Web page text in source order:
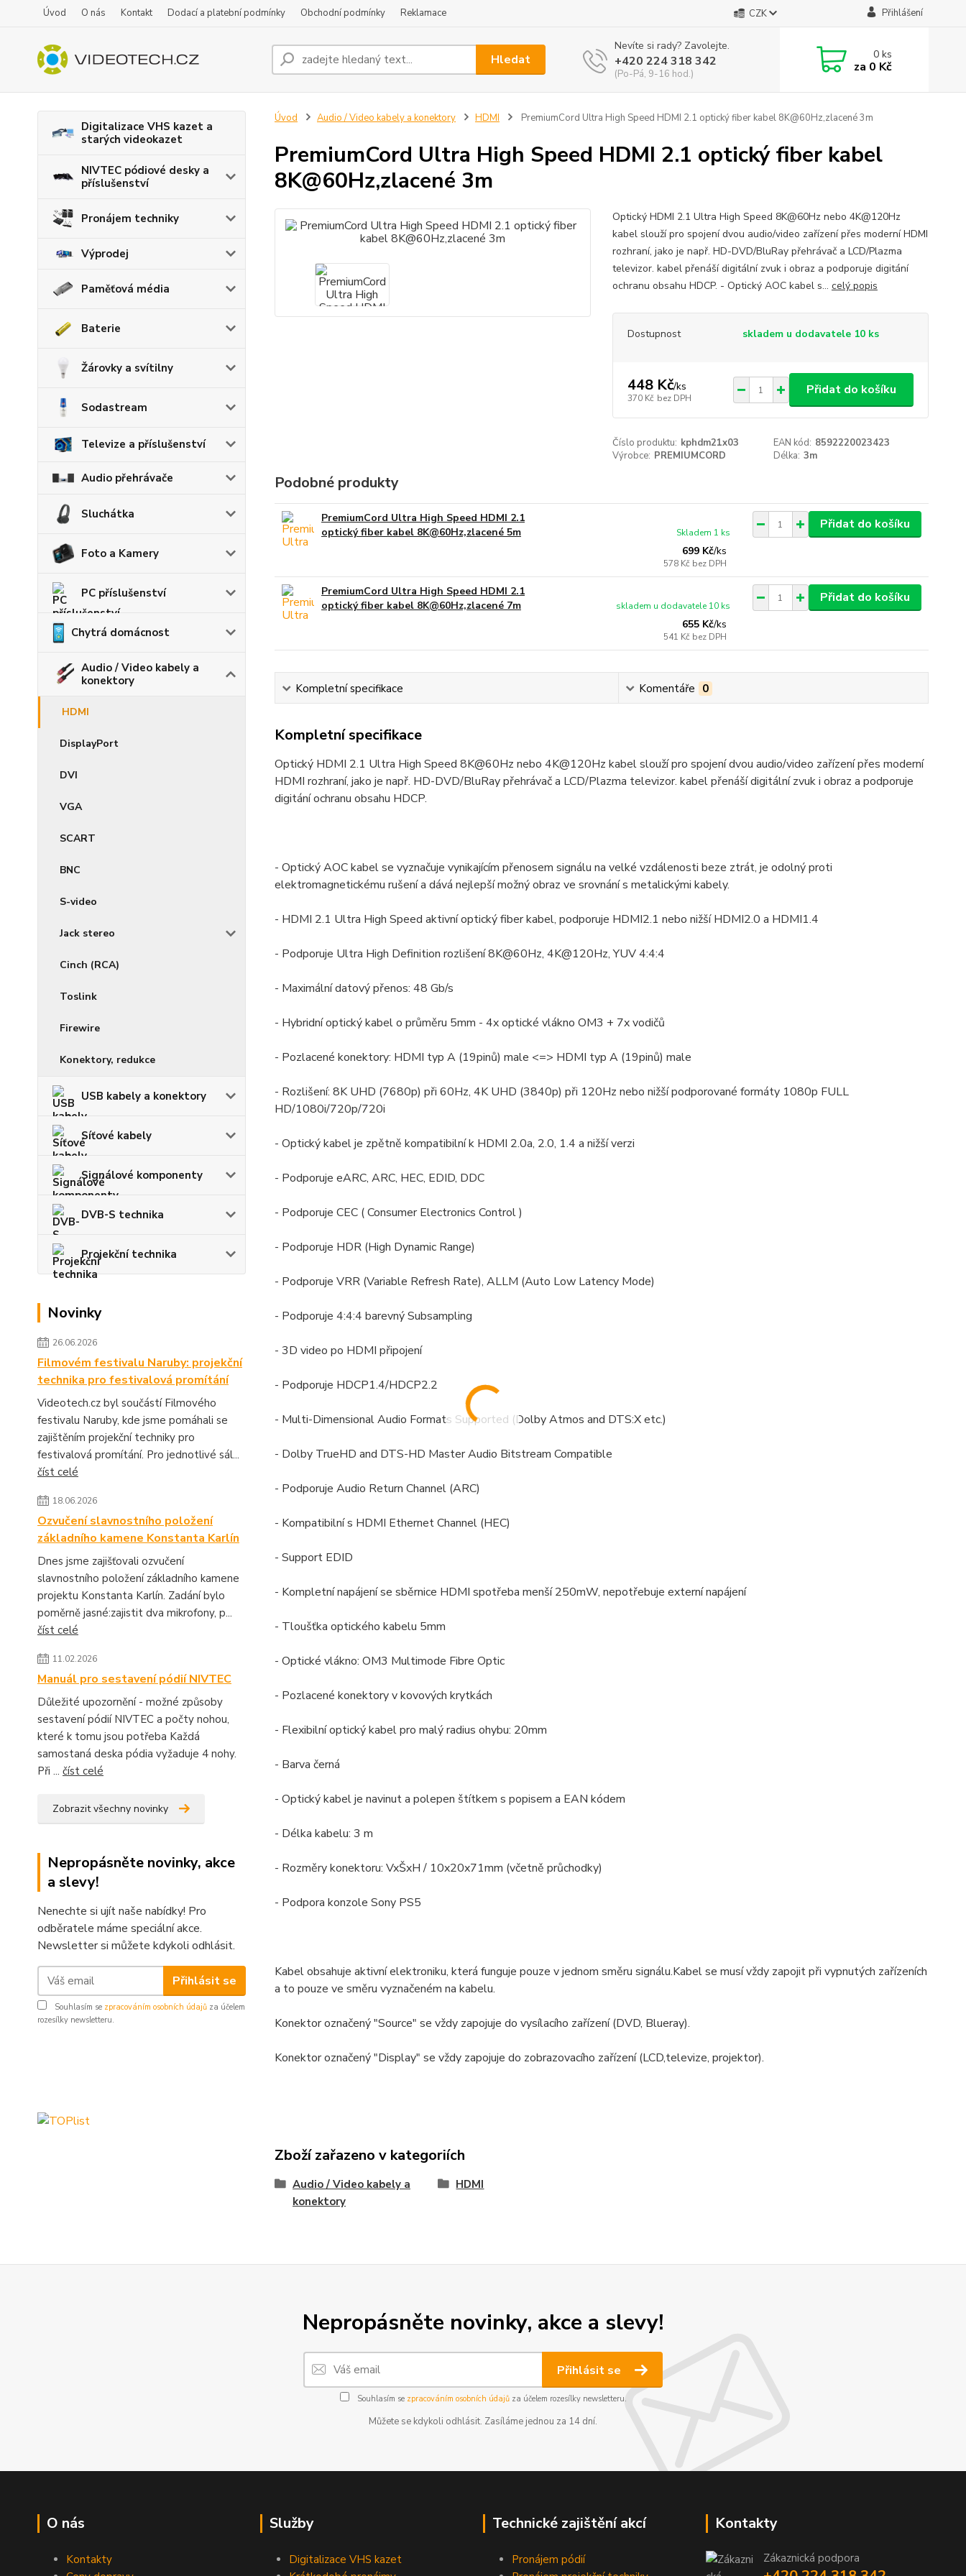
Úvod O nás Kontakt Dodací a platební podmínky Obchodní podmínky Reklamace CZK Přihlášení
Hledat
Nevíte si rady? Zavolejte.
+420 224 318 342
(Po-Pá, 9-16 hod.)
0ks
za 0 Kč
Digitalizace VHS kazet a
starých videokazet
NIVTEC pódiové desky a
příslušenství
Pronájem techniky
Výprodej
Paměťová média
Baterie
Žárovky a svítilny
Sodastream
Televize a příslušenství
Audio přehrávače
Sluchátka
Foto a Kamery
PC příslušenství
Chytrá domácnost
Audio / Video kabely a
konektory
HDMI
DisplayPort
DVI
VGA
SCART
BNC
S-video
Jack stereo
Cinch (RCA)
Toslink
Firewire
Konektory, redukce
USB kabely a konektory
Síťové kabely
Signálové komponenty
DVB-S technika
Projekční technika
Novinky
26.06.2026
Filmovém festivalu Naruby: projekční
technika pro festivalová promítání
Videotech.cz byl součástí Filmového
festivalu Naruby, kde jsme pomáhali se
zajištěním projekční techniky pro
festivalová promítání. Pro jednotlivé sál...
číst celé
18.06.2026
Ozvučení slavnostního položení
základního kamene Konstanta Karlín
Dnes jsme zajišťovali ozvučení
slavnostního položení základního kamene
projektu Konstanta Karlín. Zadání bylo
poměrně jasné:zajistit dva mikrofony, p...
číst celé
11.02.2026
Manuál pro sestavení pódií NIVTEC
Důležité upozornění - možné způsoby
sestavení pódií NIVTEC a počty nohou,
které k tomu jsou potřeba Každá
samostaná deska pódia vyžaduje 4 nohy.
Při ... číst celé
Zobrazit všechny novinky
Nepropásněte novinky, akce
a slevy!
Nenechte si ujít naše nabídky! Pro
odběratele máme speciální akce.
Newsletter si můžete kdykoli odhlásit.
Přihlásit se
Souhlasím se zpracováním osobních údajů za účelem
rozesílky newsletteru.
Úvod Audio / Video kabely a konektory HDMI PremiumCord Ultra High Speed HDMI 2.1 optický fiber kabel 8K@60Hz,zlacené 3m
PremiumCord Ultra High Speed HDMI 2.1 optický fiber kabel
8K@60Hz,zlacené 3m
Optický HDMI 2.1 Ultra High Speed 8K@60Hz nebo 4K@120Hz
kabel slouží pro spojení dvou audio/video zařízení přes moderní HDMI
rozhraní, jako je např. HD-DVD/BluRay přehrávač a LCD/Plazma
televizor. kabel přenáší digitální zvuk i obraz a podporuje digitání
ochranu obsahu HDCP. - Optický AOC kabel s... celý popis
Dostupnost skladem u dodavatele 10 ks
448 Kč/ks
370 Kč bez DPH
Přidat do košíku
Číslo produktu: kphdm21x03 EAN kód: 8592220023423
Výrobce: PREMIUMCORD Délka: 3m
Podobné produkty
PremiumCord Ultra High Speed HDMI 2.1
optický fiber kabel 8K@60Hz,zlacené 5m
699 Kč/ks
578 Kč bez DPH
Skladem 1 ks
Přidat do košíku
PremiumCord Ultra High Speed HDMI 2.1
optický fiber kabel 8K@60Hz,zlacené 7m
655 Kč/ks
541 Kč bez DPH
skladem u dodavatele 10 ks
Přidat do košíku
Kompletní specifikace Komentáře 0
Kompletní specifikace
Optický HDMI 2.1 Ultra High Speed 8K@60Hz nebo 4K@120Hz kabel slouží pro spojení dvou audio/video zařízení přes moderní
HDMI rozhraní, jako je např. HD-DVD/BluRay přehrávač a LCD/Plazma televizor. kabel přenáší digitální zvuk i obraz a podporuje
digitání ochranu obsahu HDCP.
- Optický AOC kabel se vyznačuje vynikajícím přenosem signálu na velké vzdálenosti beze ztrát, je odolný proti
elektromagnetickému rušení a dává nejlepší možný obraz ve srovnání s metalickými kabely.
- HDMI 2.1 Ultra High Speed aktivní optický fiber kabel, podporuje HDMI2.1 nebo nižší HDMI2.0 a HDMI1.4
- Podporuje Ultra High Definition rozlišení 8K@60Hz, 4K@120Hz, YUV 4:4:4
- Maximální datový přenos: 48 Gb/s
- Hybridní optický kabel o průměru 5mm - 4x optické vlákno OM3 + 7x vodičů
- Pozlacené konektory: HDMI typ A (19pinů) male <=> HDMI typ A (19pinů) male
- Rozlišení: 8K UHD (7680p) při 60Hz, 4K UHD (3840p) při 120Hz nebo nižší podporované formáty 1080p FULL
HD/1080i/720p/720i
- Optický kabel je zpětně kompatibilní k HDMI 2.0a, 2.0, 1.4 a nižší verzi
- Podporuje eARC, ARC, HEC, EDID, DDC
- Podporuje CEC ( Consumer Electronics Control )
- Podporuje HDR (High Dynamic Range)
- Podporuje VRR (Variable Refresh Rate), ALLM (Auto Low Latency Mode)
- Podporuje 4:4:4 barevný Subsampling
- 3D video po HDMI připojení
- Podporuje HDCP1.4/HDCP2.2
- Multi-Dimensional Audio Formats Supported (Dolby Atmos and DTS:X etc.)
- Dolby TrueHD and DTS-HD Master Audio Bitstream Compatible
- Podporuje Audio Return Channel (ARC)
- Kompatibilní s HDMI Ethernet Channel (HEC)
- Support EDID
- Kompletní napájení se sběrnice HDMI spotřeba menší 250mW, nepotřebuje externí napájení
- Tloušťka optického kabelu 5mm
- Optické vlákno: OM3 Multimode Fibre Optic
- Pozlacené konektory v kovových krytkách
- Flexibilní optický kabel pro malý radius ohybu: 20mm
- Barva černá
- Optický kabel je navinut a polepen štítkem s popisem a EAN kódem
- Délka kabelu: 3 m
- Rozměry konektoru: VxŠxH / 10x20x71mm (včetně průchodky)
- Podpora konzole Sony PS5
Kabel obsahuje aktivní elektroniku, která funguje pouze v jednom směru signálu.Kabel se musí vždy zapojit při vypnutých zařízeních
a to pouze ve směru vyznačeném na kabelu.
Konektor označený "Source" se vždy zapojuje do vysílacího zařízení (DVD, Blueray).
Konektor označený "Display" se vždy zapojuje do zobrazovacího zařízení (LCD,televize, projektor).
Zboží zařazeno v kategoriích
Audio / Video kabely a
konektory
HDMI
Nepropásněte novinky, akce a slevy!
Přihlásit se
Souhlasím se zpracováním osobních údajůza účelem rozesílky newsletteru.
Můžete se kdykoli odhlásit. Zasíláme jednou za 14 dní.
O nás
Kontakty
Služby
Digitalizace VHS kazet
Technické zajištění akcí
Pronájem pódií
Kontakty
Zákaznická podpora